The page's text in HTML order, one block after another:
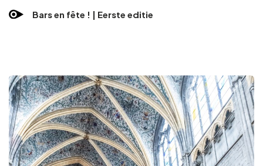
Bars en fête ! | Eerste editie